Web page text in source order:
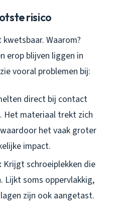
risico
Waarom?
erop blijven liggen in
vooral problemen bij:
direct bij contact
Het materiaal trekt zich
het vaak groter
impact.
Krijgt schroeiplekken die
Lijkt soms oppervlakkig,
zijn ook aangetast.